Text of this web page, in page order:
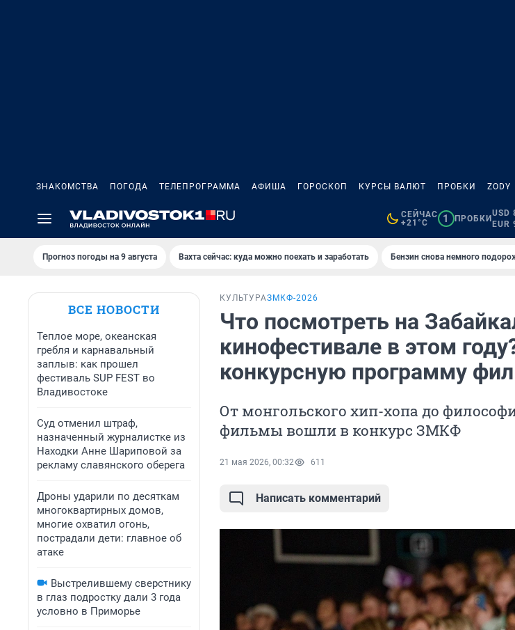
ЗНАКОМСТВА ПОГОДА ТЕЛЕПРОГРАММА АФИША ГОРОСКОП КУРСЫ ВАЛЮТ ПРОБКИ ZODY
СЕЙЧАС
+21°C
1 ПРОБКИ
USD
EUR
Прогноз погоды на 9 августа Вахта сейчас: куда можно поехать и заработать Бензин снова немного
ВСЕ НОВОСТИ
Теплое море, океанская
гребля и карнавальный
заплыв: как прошел
фестиваль SUP FEST во
Владивостоке
Суд отменил штраф,
назначенный журналистке из
Находки Анне Шариповой за
рекламу славянского оберега
Дроны ударили по десяткам
многоквартирных домов,
многие охватил огонь,
пострадали дети: главное об
атаке
Выстрелившему сверстнику
в глаз подростку дали 3 года
условно в Приморье
КУЛЬТУРАЗМКФ-2026
Что посмотреть на
кинофестивале в этом
конкурсную программу
От монгольского хип-хопа до
фильмы вошли в конкурс ЗМКФ
21 мая 2026, 00:32 611
Написать комментарий